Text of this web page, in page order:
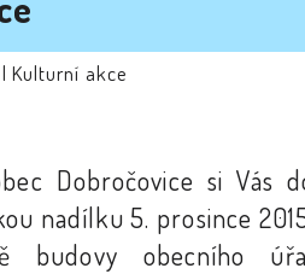
Kulturní akce
Dobročovice si Vás
nadílku 5. prosince
budovy obecního